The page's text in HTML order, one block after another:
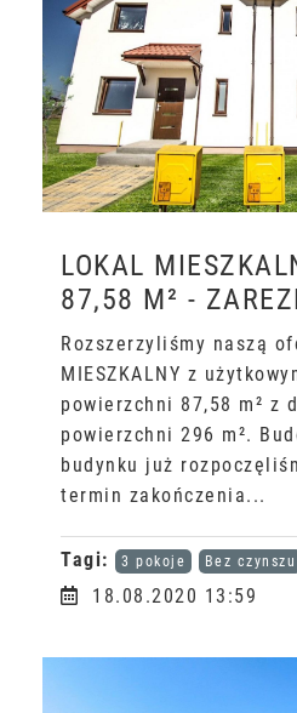
LOKAL
87,58 M² -
Rozszerzyliśmy naszą
MIESZKALNY z
powierzchni 87,58 m² z
powierzchni 296 m².
budynku już
termin zakończenia...
Tagi: 3 pokoje Bez czynszu
18.08.2020 13:59